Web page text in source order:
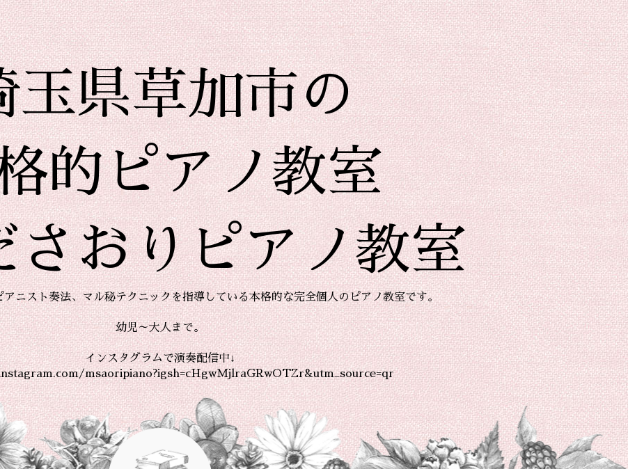
玉県草加市の
的ピアノ教室
さおりピアノ教室
ニスト奏法、マル秘テクニックを指導している本格的な完全個人のピアノ教室です。
幼児～大人まで。
インスタグラムで演奏配信中↓
msaoripiano?igsh=cHgwMjlraGRwOTZr&utm_source=qr